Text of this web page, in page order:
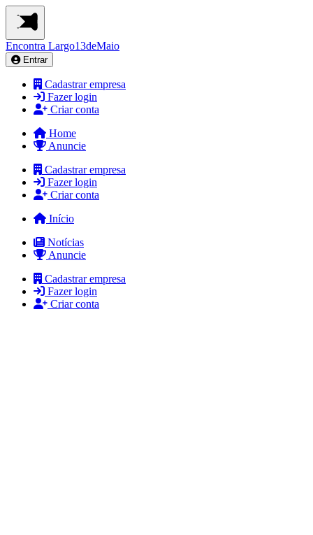
Encontra Largo13deMaio
Entrar
Cadastrar empresa
Fazer login
Criar conta
Home
Anuncie
Cadastrar empresa
Fazer login
Criar conta
Início
Notícias
Anuncie
Cadastrar empresa
Fazer login
Criar conta